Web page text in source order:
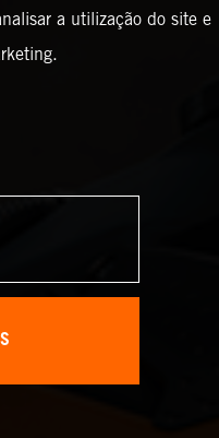
a utilização do site e